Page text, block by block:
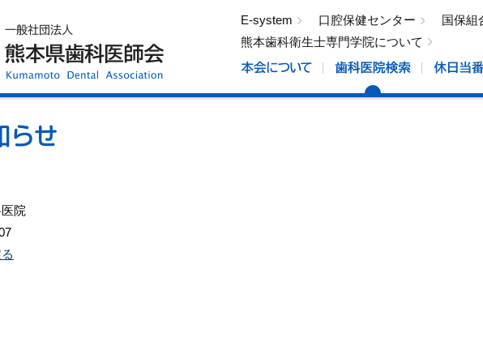
E-system 口腔保健センター
国保組
熊本歯科衛生士専門学院について
院
らせ
門学院
シー